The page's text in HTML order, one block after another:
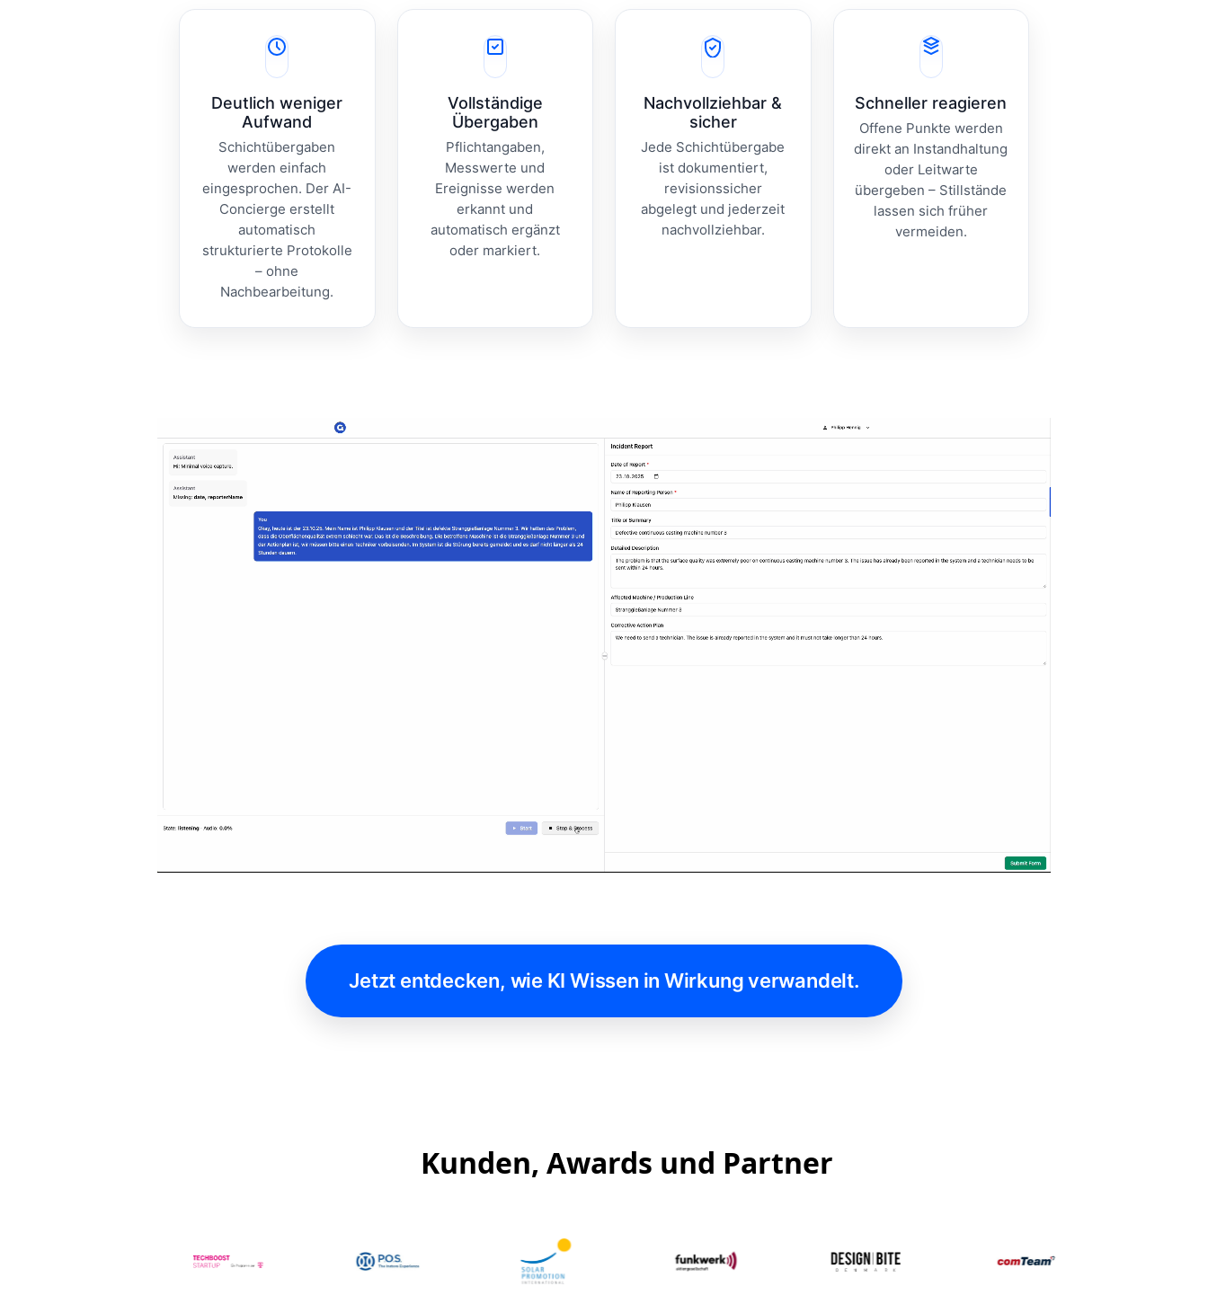
Deutlich weniger
Aufwand
Schichtübergaben
werden einfach
eingesprochen. Der AI-
Concierge erstellt
automatisch
strukturierte Protokolle
– ohne
Nachbearbeitung.
Vollständige
Übergaben
Pflichtangaben,
Messwerte und
Ereignisse werden
erkannt und
automatisch ergänzt
oder markiert.
Nachvollziehbar &
sicher
Jede Schichtübergabe
ist dokumentiert,
revisionssicher
abgelegt und jederzeit
nachvollziehbar.
Schneller reagieren
Offene Punkte werden
direkt an Instandhaltung
oder Leitwarte
übergeben – Stillstände
lassen sich früher
vermeiden.
Jetzt entdecken, wie KI Wissen in Wirkung verwandelt.
Kunden, Awards und Partner